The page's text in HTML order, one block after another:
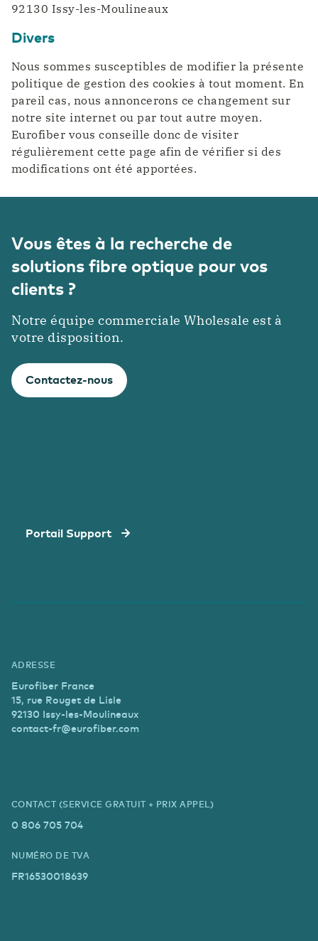
92130 Issy-les-Moulineaux
Divers
Nous sommes susceptibles de modifier la présente
politique de gestion des cookies à tout moment. En
pareil cas, nous annoncerons ce changement sur
notre site internet ou par tout autre moyen.
Eurofiber vous conseille donc de visiter
régulièrement cette page afin de vérifier si des
modifications ont été apportées.
Vous êtes à la recherche de
solutions fibre optique pour vos
clients ?
Notre équipe commerciale Wholesale est à
votre disposition.
Contactez-nous
Portail Support
ADRESSE
Eurofiber France
15, rue Rouget de Lisle
92130 Issy-les-Moulineaux
contact-fr@eurofiber.com
CONTACT (SERVICE GRATUIT + PRIX APPEL)
0 806 705 704
NUMÉRO DE TVA
FR16530018639